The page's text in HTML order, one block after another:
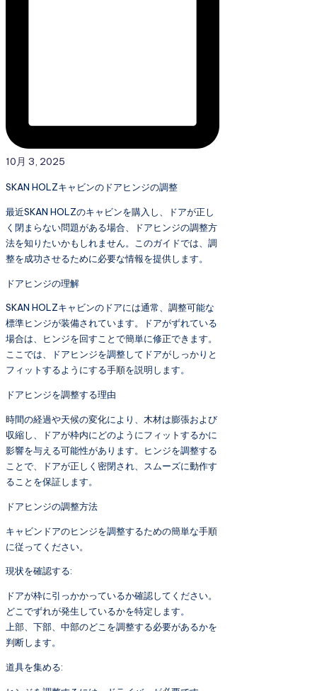
10月 3, 2025
SKAN HOLZキャビンのドアヒンジの調整
最近SKAN HOLZのキャビンを購入し、ドアが正し
く閉まらない問題がある場合、ドアヒンジの調整方
法を知りたいかもしれません。このガイドでは、調
整を成功させるために必要な情報を提供します。
ドアヒンジの理解
SKAN HOLZキャビンのドアには通常、調整可能な
標準ヒンジが装備されています。ドアがずれている
場合は、ヒンジを回すことで簡単に修正できます。
ここでは、ドアヒンジを調整してドアがしっかりと
フィットするようにする手順を説明します。
ドアヒンジを調整する理由
時間の経過や天候の変化により、木材は膨張および
収縮し、ドアが枠内にどのようにフィットするかに
影響を与える可能性があります。ヒンジを調整する
ことで、ドアが正しく密閉され、スムーズに動作す
ることを保証します。
ドアヒンジの調整方法
キャビンドアのヒンジを調整するための簡単な手順
に従ってください。
現状を確認する:
ドアが枠に引っかかっているか確認してください。
どこでずれが発生しているかを特定します。
上部、下部、中部のどこを調整する必要があるかを
判断します。
道具を集める: